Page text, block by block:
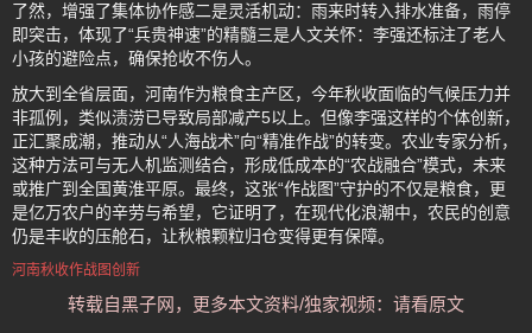
了然，增强了集体协作感二是灵活机动：雨来时转入排水准备，雨停
即突击，体现了“兵贵神速”的精髓三是人文关怀：李强还标注了老人
小孩的避险点，确保抢收不伤人。
放大到全省层面，河南作为粮食主产区，今年秋收面临的气候压力并
非孤例，类似渍涝已导致局部减产5以上。但像李强这样的个体创新，
正汇聚成潮，推动从“人海战术”向“精准作战”的转变。农业专家分析，
这种方法可与无人机监测结合，形成低成本的“农战融合”模式，未来
或推广到全国黄淮平原。最终，这张“作战图”守护的不仅是粮食，更
是亿万农户的辛劳与希望，它证明了，在现代化浪潮中，农民的创意
仍是丰收的压舱石，让秋粮颗粒归仓变得更有保障。
河南秋收作战图创新
转载自黑子网，更多本文资料/独家视频：请看原文